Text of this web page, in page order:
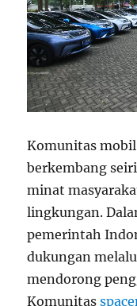
Komunitas
berkembang
minat
lingkungan.
pemerintah
dukungan
mendorong
Komunitas